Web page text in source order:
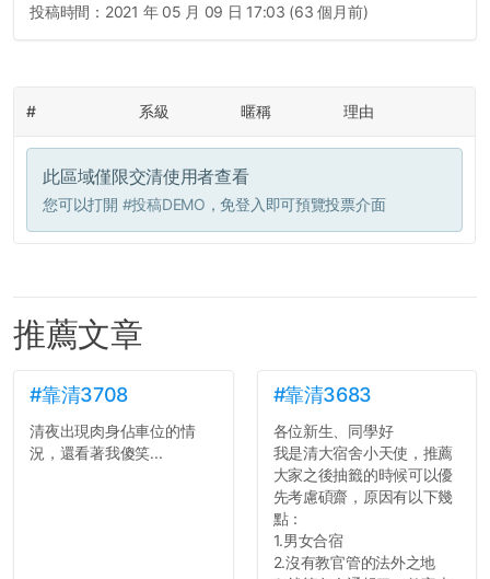
投稿時間： 2021 年 05 月 09 日 17:03 (63 個月前)
# 系級 暱稱 理由
此區域僅限交清使用者查看
您可以打開 #投稿DEMO ，免登入即可預覽投票介面
推薦文章
#靠清3708
清夜出現肉身佔車位的情
況，還看著我傻笑...
#靠清3683
各位新生、同學好
我是清大宿舍小天使，推薦
大家之後抽籤的時候可以優
先考慮碩齋，原因有以下幾
點：
1.男女合宿
2.沒有教官管的法外之地